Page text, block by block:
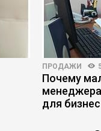
ПРОДАЖИ
Почему
для